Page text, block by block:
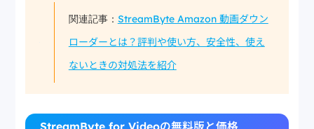
関連記事： StreamByte Amazon 動画ダウン
ローダーとは？評判や使い方、安全性、使え
ないときの対処法を紹介